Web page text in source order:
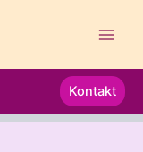
Kontakt